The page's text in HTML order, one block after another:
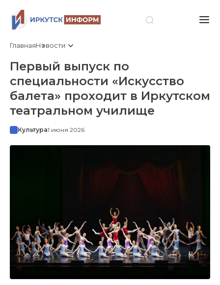
ГлавнаяНовости
Первый выпуск по
специальности «Искусство
балета» проходит в Иркутском
театральном училище
Культура1 июня 2026